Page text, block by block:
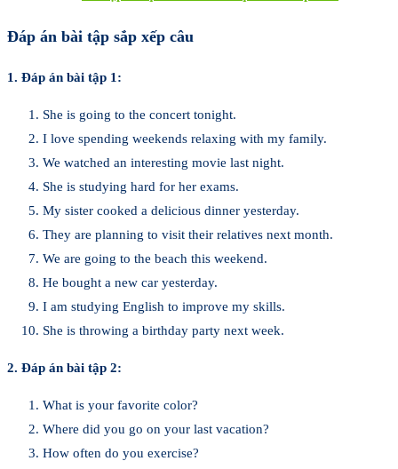
Đáp án bài tập sắp xếp câu
1. Đáp án bài tập 1:
She is going to the concert tonight.
I love spending weekends relaxing with my family.
We watched an interesting movie last night.
She is studying hard for her exams.
My sister cooked a delicious dinner yesterday.
They are planning to visit their relatives next month.
We are going to the beach this weekend.
He bought a new car yesterday.
I am studying English to improve my skills.
She is throwing a birthday party next week.
2. Đáp án bài tập 2:
What is your favorite color?
Where did you go on your last vacation?
How often do you exercise?